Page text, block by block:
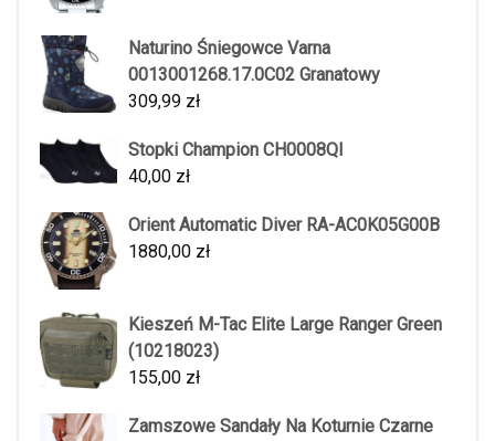
Naturino Śniegowce Varna
0013001268.17.0C02 Granatowy
309,99 zł
Stopki Champion CH0008QI
40,00 zł
Orient Automatic Diver RA-AC0K05G00B
1880,00 zł
Kieszeń M-Tac Elite Large Ranger Green
(10218023)
155,00 zł
Zamszowe Sandały Na Koturnie Czarne